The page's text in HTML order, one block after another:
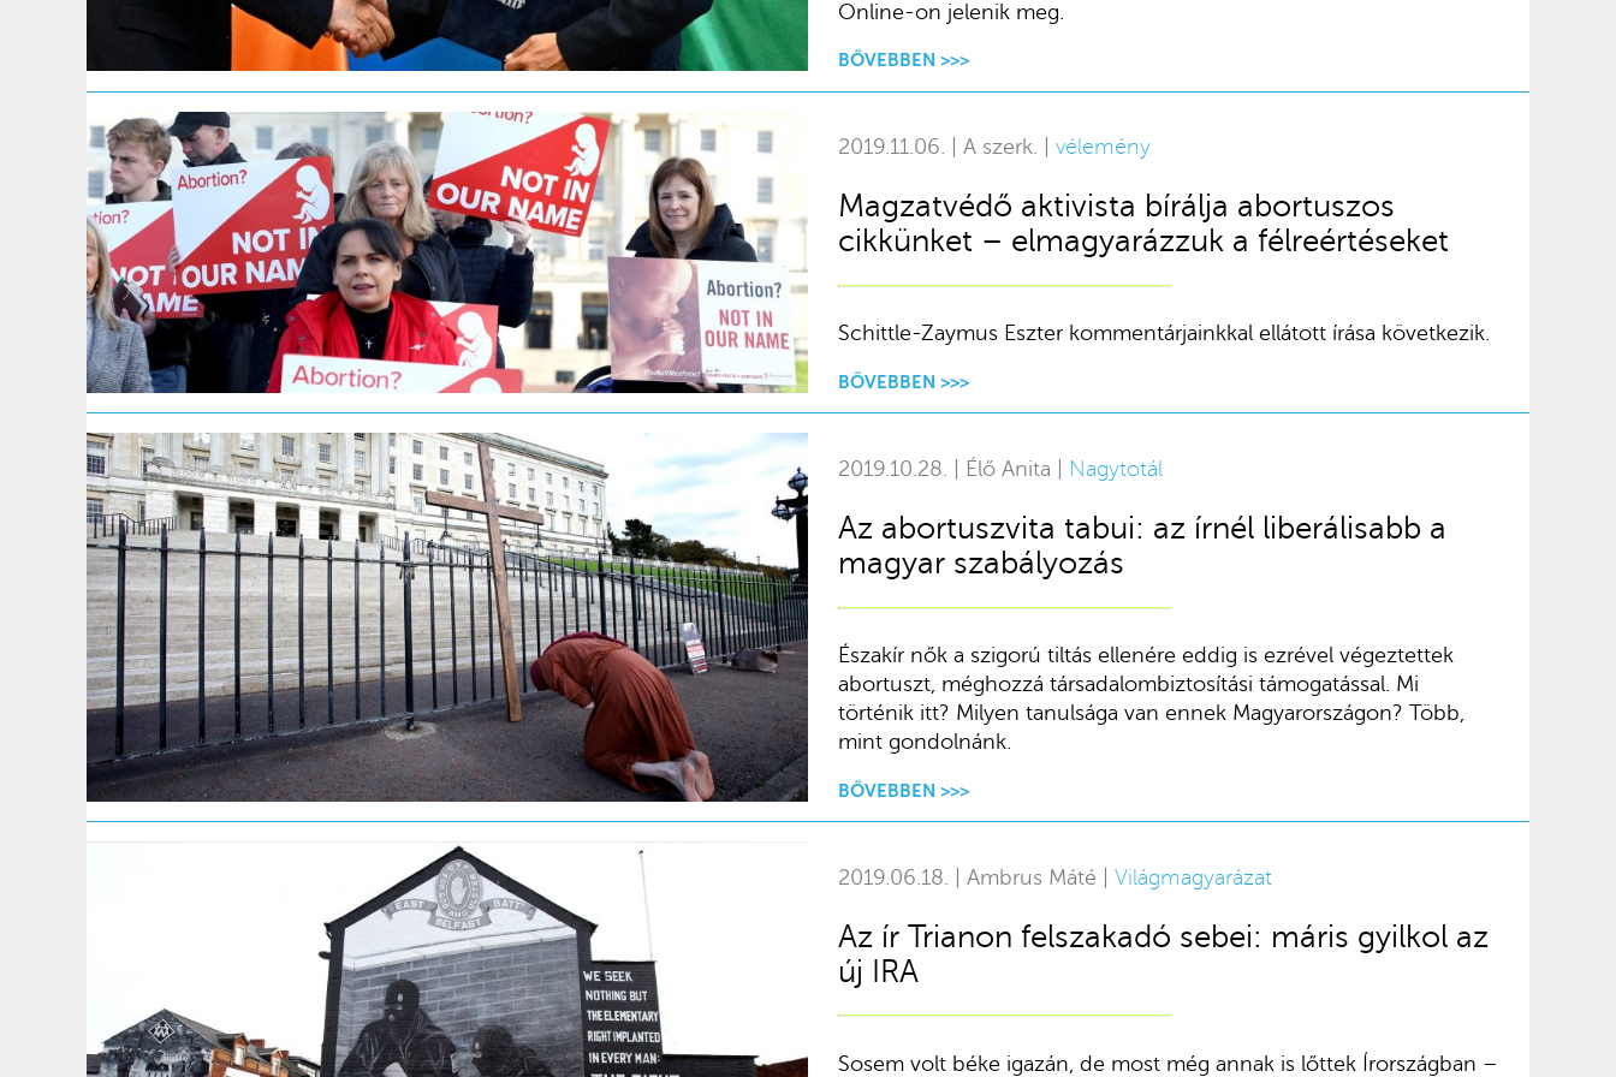
Online-on jelenik meg.
BŐVEBBEN >>>
2019.11.06. | A szerk. | vélemény
Magzatvédő aktivista bírálja abortuszos
cikkünket – elmagyarázzuk a félreértéseket
Schittle-Zaymus Eszter kommentárjainkkal ellátott írása következik.
BŐVEBBEN >>>
2019.10.28. | Élő Anita | Nagytotál
Az abortuszvita tabui: az írnél liberálisabb a
magyar szabályozás
Északír nők a szigorú tiltás ellenére eddig is ezrével végeztettek
abortuszt, méghozzá társadalombiztosítási támogatással. Mi
történik itt? Milyen tanulsága van ennek Magyarországon? Több,
mint gondolnánk.
BŐVEBBEN >>>
2019.06.18. | Ambrus Máté | Világmagyarázat
Az ír Trianon felszakadó sebei: máris gyilkol az
új IRA
Sosem volt béke igazán, de most még annak is lőttek Írországban –